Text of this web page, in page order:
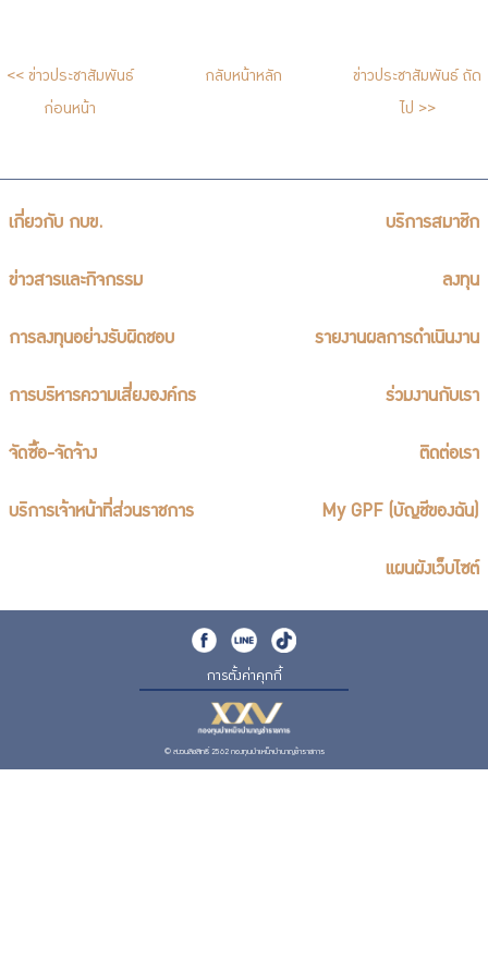
<< ข่าวประชาสัมพันธ์
ก่อนหน้า
กลับหน้าหลัก ข่าวประชาสัมพันธ์ ถัด
ไป >>
เกี่ยวกับ กบข. บริการสมาชิก
ข่าวสารและกิจกรรม ลงทุน
การลงทุนอย่างรับผิดชอบ รายงานผลการดำเนินงาน
การบริหารความเสี่ยงองค์กร ร่วมงานกับเรา
จัดซื้อ-จัดจ้าง ติดต่อเรา
บริการเจ้าหน้าที่ส่วนราชการ My GPF (บัญชีของฉัน)
แผนผังเว็บไซต์
การตั้งค่าคุกกี้
© สงวนลิขสิทธิ์ 2562 กองทุนบำเหน็จบำนาญข้าราชการ